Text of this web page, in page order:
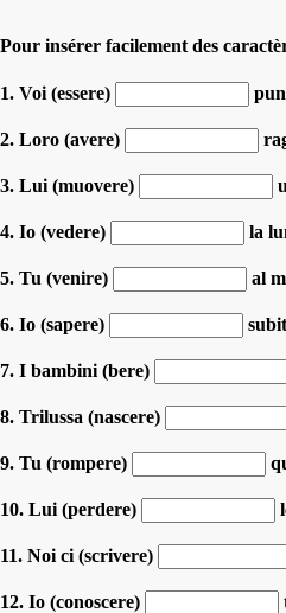
Pour insérer facilement des
1. Voi (essere)
2. Loro (avere)
3. Lui (muovere)
4. Io (vedere) la
5. Tu (venire) al
6. Io (sapere)
7. I bambini (bere)
8. Trilussa (nascere)
9. Tu (rompere)
10. Lui (perdere)
11. Noi ci (scrivere)
12. Io (conoscere)